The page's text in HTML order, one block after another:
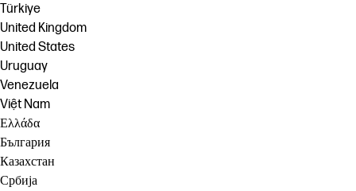
Türkiye
United Kingdom
United States
Uruguay
Venezuela
Việt Nam
Ελλάδα
България
Казахстан
Србија